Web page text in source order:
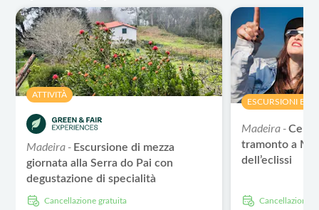
ATTIVITÀ
Madeira - Escursione di mezza
giornata alla Serra do Pai con
degustazione di specialità
tradizionali
Cancellazione gratuita
ESCURSIONI E
Madeira -Cena
tramonto a
dell’eclissi
Cancellazione